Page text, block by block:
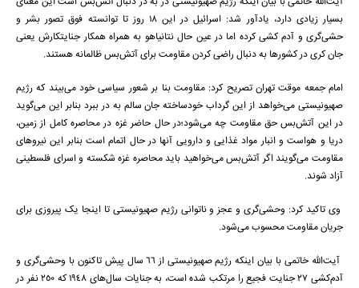
بسیار زیادی دارد، یادآور شد: اسرائیل در این 18 روز تا توانسته فوق تصور بشر و
حشی‌گری و آدم کشی کرده اما در عین حال نتانیاهو به همراه همکار جنایتکارش یعنی
جان کری در کشورها به دنبال راضی کردن مقاومت برای آتش‌بس ظالمانه هستند.
امام جمعه موقت تهران تصریح کرد: مقاومت بنا بر شعور سیاسی خود می‌بیند که رژیم
صهیونیستی می‌خواهد از این گرداب خودساخته جان سالم به در ببرد بنابر این می‌گوید
در این آتش‌بس حق مقاومت چه می‌شود؛‌در حال حاضر غزه در محاصره کامل از زمین،
دریا و هواست و انبار مواد غذایی و دارویی آنها در حال اتمام است بنابر این نیروهای
مقاومت می‌گویند اگر آتش‌بس می‌خواهید باید محاصره غزه شکسته و اسرای فلسطینی
آزاد شوند.
وی تاکید کرد: وحشی‌گری و عجز و ناتوانی رژیم صهیونیستی تا اینجا یک پیروزی برای
جریان مقاومت محسوب می‌شود.
آیت‌الله خاتمی با بیان اینکه رژیم صهیونیستی از 66 سال پیش تاکنون با وحشی‌گری و
آدم‌کشی 27 جنایت فجیع را مرتکب شده است، به جنایات سال‌های 1948 که 250 نفر در